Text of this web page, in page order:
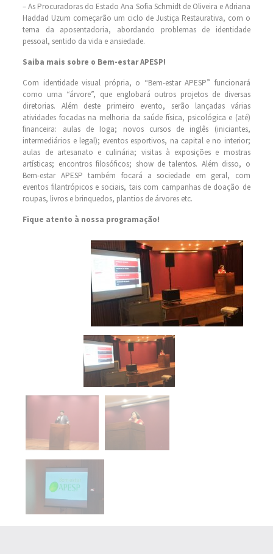
– As Procuradoras do Estado Ana Sofia Schmidt de Oliveira e Adriana
Haddad Uzum começarão um ciclo de Justiça Restaurativa, com o
tema da aposentadoria, abordando problemas de identidade
pessoal, sentido da vida e ansiedade.
Saiba mais sobre o Bem-estar APESP!
Com identidade visual própria, o “Bem-estar APESP” funcionará
como uma “árvore”, que englobará outros projetos de diversas
diretorias. Além deste primeiro evento, serão lançadas várias
atividades focadas na melhoria da saúde física, psicológica e (até)
financeira: aulas de Ioga; novos cursos de inglês (iniciantes,
intermediários e legal); eventos esportivos, na capital e no interior;
aulas de artesanato e culinária; visitas à exposições e mostras
artísticas; encontros filosóficos; show de talentos. Além disso, o
Bem-estar APESP também focará a sociedade em geral, com
eventos filantrópicos e sociais, tais com campanhas de doação de
roupas, livros e brinquedos, plantios de árvores etc.
Fique atento à nossa programação!